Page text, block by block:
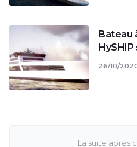
Bateau
26/10/